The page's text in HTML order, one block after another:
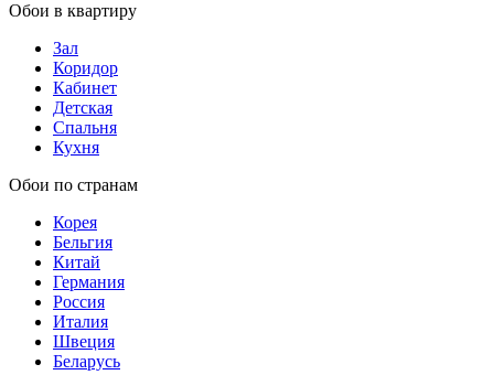
Обои в квартиру
Зал
Коридор
Кабинет
Детская
Спальня
Кухня
Обои по странам
Корея
Бельгия
Китай
Германия
Россия
Италия
Швеция
Беларусь